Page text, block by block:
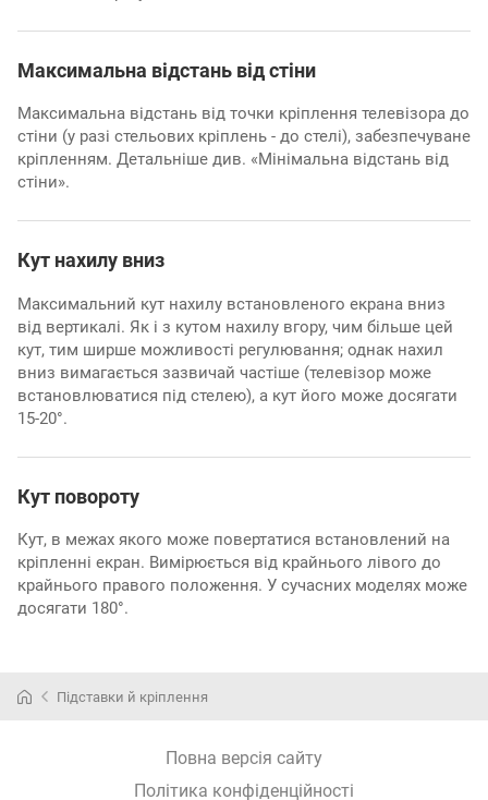
Максимальна відстань від стіни
Максимальна відстань від точки кріплення телевізора до
стіни (у разі стельових кріплень - до стелі), забезпечуване
кріпленням. Детальніше див. «Мінімальна відстань від
стіни».
Кут нахилу вниз
Максимальний кут нахилу встановленого екрана вниз
від вертикалі. Як і з кутом нахилу вгору, чим більше цей
кут, тим ширше можливості регулювання; однак нахил
вниз вимагається зазвичай частіше (телевізор може
встановлюватися під стелею), а кут його може досягати
15-20°.
Кут повороту
Кут, в межах якого може повертатися встановлений на
кріпленні екран. Вимірюється від крайнього лівого до
крайнього правого положення. У сучасних моделях може
досягати 180°.
Підставки й кріплення
Повна версія сайту
Політика конфіденційності